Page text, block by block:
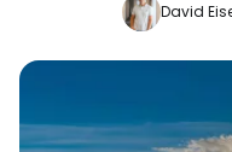
David